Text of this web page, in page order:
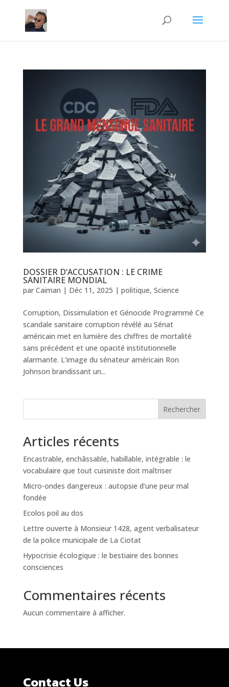
DOSSIER D’ACCUSATION : LE CRIME
SANITAIRE MONDIAL
par Caiman | Déc 11, 2025 | politique, Science
Corruption, Dissimulation et Génocide Programmé Ce
scandale sanitaire corruption révélé au Sénat
américain met en lumière des chiffres de mortalité
sans précédent et une opacité institutionnelle
alarmante. L’image du sénateur américain Ron
Johnson brandissant un...
Rechercher
Articles récents
Encastrable, enchâssable, habillable, intégrable : le
vocabulaire que tout cuisiniste doit maîtriser
Micro-ondes dangereux : autopsie d’une peur mal
fondée
Ecolos poil au dos
Lettre ouverte à Monsieur 1428, agent verbalisateur
de la police municipale de La Ciotat
Hypocrisie écologique : le bestiaire des bonnes
consciences
Commentaires récents
Aucun commentaire à afficher.
Contact Us